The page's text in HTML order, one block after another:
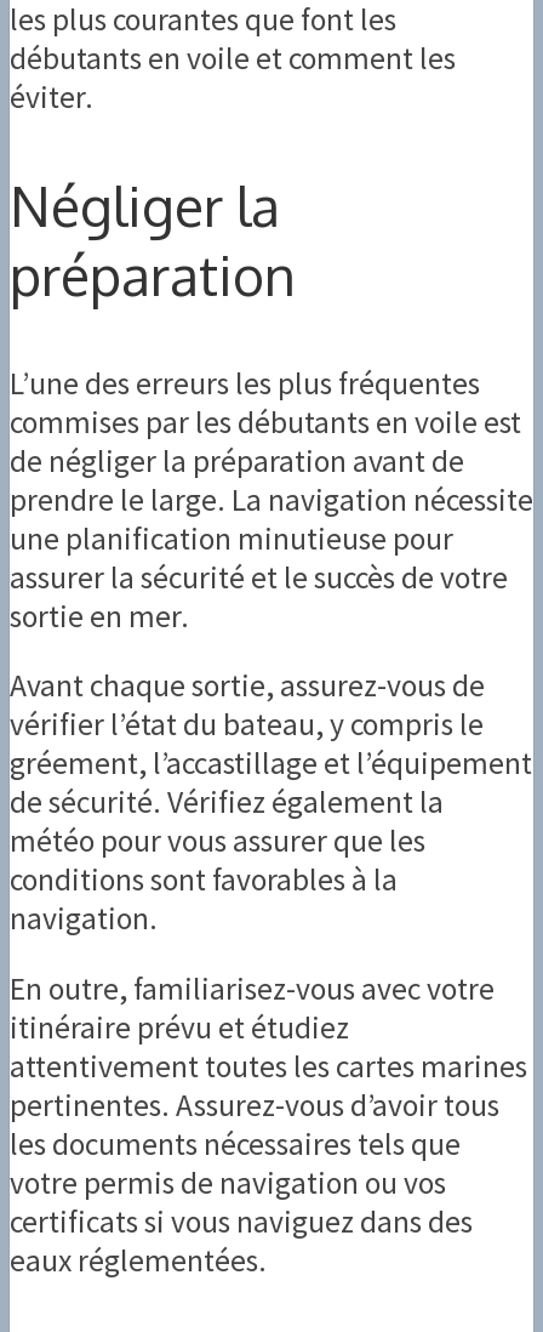
les plus courantes que font les
débutants en voile et comment les
éviter.
Négliger la
préparation
L’une des erreurs les plus fréquentes
commises par les débutants en voile est
de négliger la préparation avant de
prendre le large. La navigation nécessite
une planification minutieuse pour
assurer la sécurité et le succès de votre
sortie en mer.
Avant chaque sortie, assurez-vous de
vérifier l’état du bateau, y compris le
gréement, l’accastillage et l’équipement
de sécurité. Vérifiez également la
météo pour vous assurer que les
conditions sont favorables à la
navigation.
En outre, familiarisez-vous avec votre
itinéraire prévu et étudiez
attentivement toutes les cartes marines
pertinentes. Assurez-vous d’avoir tous
les documents nécessaires tels que
votre permis de navigation ou vos
certificats si vous naviguez dans des
eaux réglementées.